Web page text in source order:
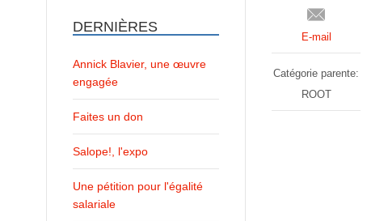
E-mail
Catégorie parente:
ROOT
DERNIÈRES
Annick Blavier, une œuvre
engagée
Faites un don
Salope!, l'expo
Une pétition pour l'égalité
salariale